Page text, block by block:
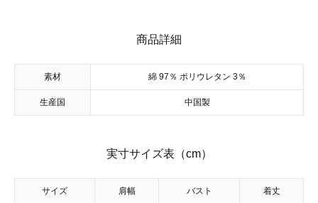
商品詳細
素材 綿 97％ ポリウレタン 3％
生産国 中国製
実寸サイズ表（cm）
サイズ 肩幅 バスト 着丈